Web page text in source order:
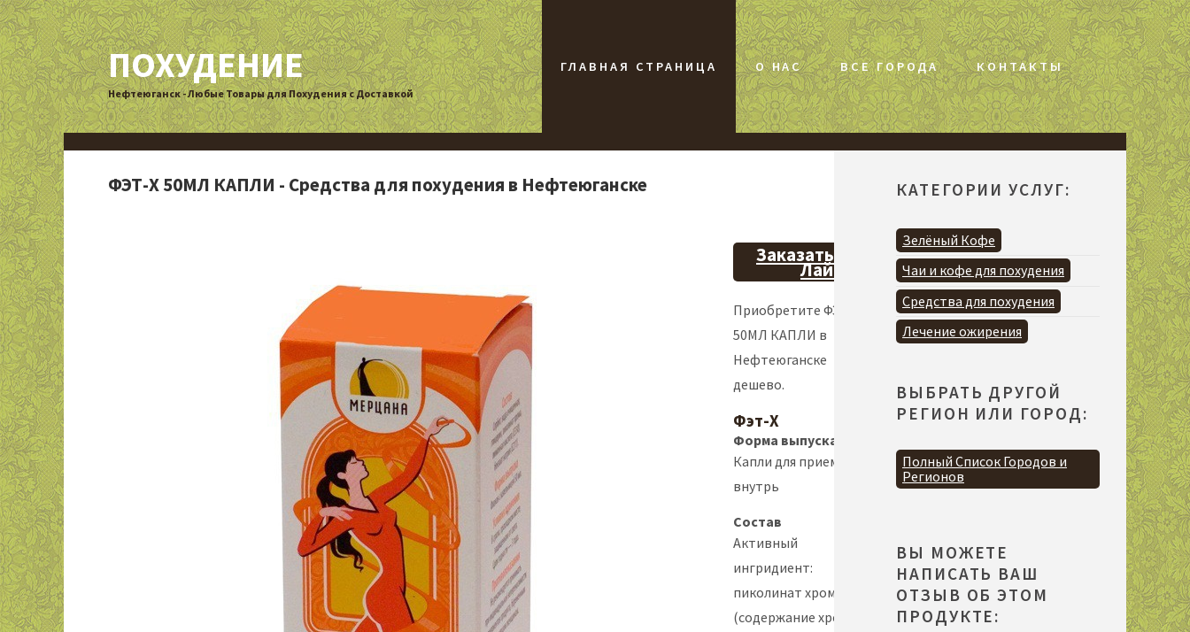
ПОХУДЕНИЕ
Нефтеюганск - Любые Товары для Похудения с Доставкой
ГЛАВНАЯ СТРАНИЦА О НАС ВСЕ ГОРОДА КОНТАКТЫ
ФЭТ-Х 50МЛ КАПЛИ - Средства для похудения в Нефтеюганске
Заказать Он-
Лайн >>
Приобретите ФЭТ-Х
50МЛ КАПЛИ в
Нефтеюганске
дешево.
Фэт-Х
Форма выпуска
Капли для приема
внутрь
Состав
Активный
ингридиент:
пиколинат хрома
(содержание хрома
КАТЕГОРИИ УСЛУГ:
Зелёный Кофе
Чаи и кофе для похудения
Средства для похудения
Лечение ожирения
ВЫБРАТЬ ДРУГОЙ
РЕГИОН ИЛИ ГОРОД:
Полный Список Городов и
Регионов
ВЫ МОЖЕТЕ
НАПИСАТЬ ВАШ
ОТЗЫВ ОБ ЭТОМ
ПРОДУКТЕ: